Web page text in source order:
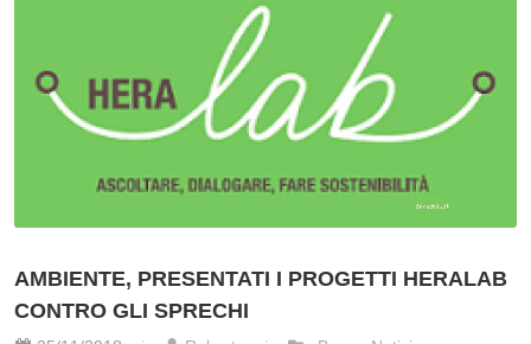
AMBIENTE, PRESENTATI I PROGETTI HERALAB
CONTRO GLI SPRECHI